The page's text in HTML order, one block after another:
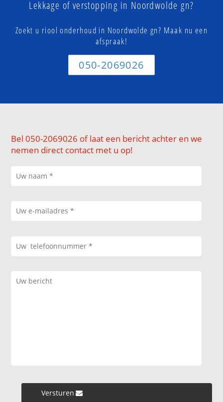
Lekkage of verstopping in Noordwolde gn?
Zoekt u riool onderhoud in Noordwolde gn? Maak nu een
afspraak!
050-2069026
Bel 050-2069026 of laat een bericht achter en we
nemen direct contact met u op!
Versturen »